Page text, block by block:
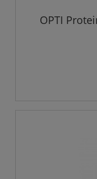
OPTI